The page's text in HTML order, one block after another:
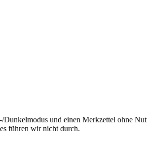
und einen Merkzettel ohne
führen wir nicht durch.